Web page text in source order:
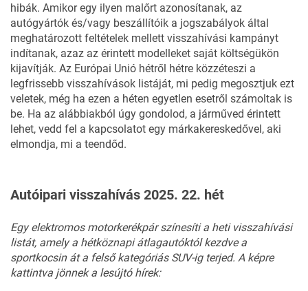
hibák. Amikor egy ilyen malőrt azonosítanak, az
autógyártók és/vagy beszállítóik a jogszabályok által
meghatározott feltételek mellett visszahívási kampányt
indítanak, azaz az érintett modelleket saját költségükön
kijavítják. Az Európai Unió hétről hétre közzéteszi a
legfrissebb visszahívások listáját, mi pedig megosztjuk ezt
veletek, még ha ezen a héten egyetlen esetről számoltak is
be. Ha az alábbiakból úgy gondolod, a járműved érintett
lehet, vedd fel a kapcsolatot egy márkakereskedővel, aki
elmondja, mi a teendőd.
Autóipari visszahívás 2025. 22. hét
Egy elektromos motorkerékpár színesíti a heti visszahívási
listát, amely a hétköznapi átlagautóktól kezdve a
sportkocsin át a felső kategóriás SUV-ig terjed. A képre
kattintva jönnek a lesújtó hírek: